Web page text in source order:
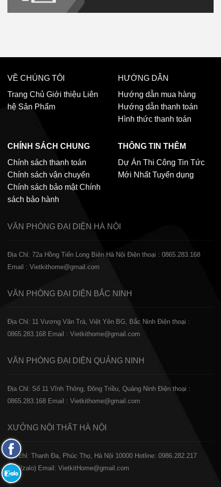
VỀ CHÚNG TÔI
Trang Chủ Giới thiệu Liên
hệ Sản Phẩm
HƯỚNG DẪN
Hướng dẫn mua hàng
Hướng dẫn thanh toán
Hình thức thanh toán
CHÍNH SÁCH CHUNG
Chính sách thanh toán
Chính sách vận chuyển
Chính sách bảo mật Chính
sách bảo hành
THÔNG TIN THÊM
Dự Án Thi Công Tin Tức
Mới Nhất Tuyển dụng
VĂN PHÒNG ĐẠI DIỆN HÀ NỘI
Địa Chỉ: 72a Hồng Tiến Long Biên Hà Nội Điện thoại : 0865.283.168
Email : Vietkithome@gmail.com
VĂN PHÒNG ĐẠI DIỆN BẮC NINH
Địa Chỉ: 11 Vương Văn Trà, Việt Yên BG, Bắc Ninh Điện thoại :
0865.283.168 Email : Vietkithome@gmail.com
VĂN PHÒNG ĐẠI DIỆN QUẢNG NINH
Địa Chỉ: Số 11 Vĩnh Thông, Đông Triều, Quảng Ninh Điện thoại :
0865.283.168 Email : Vietkithome@gmail.com
XƯỞNG NỘI THẤT HÀ NỘI
️Địa chỉ: Thanh Đa, Phúc Thọ, Hà Nội 10000 Hotline: 0986.282.217
(Call/zalo) Email: VietkitHome@gmail.com
Fanpage
Facebook
Zalo: